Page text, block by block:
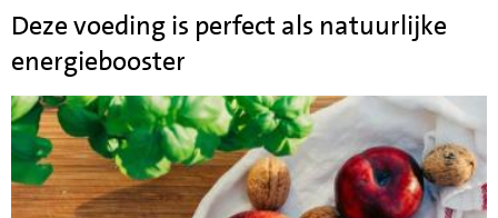
Deze voeding is perfect als natuurlijke
energiebooster